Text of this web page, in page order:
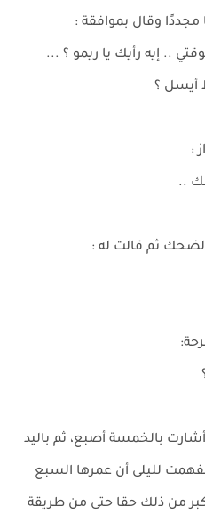
وقال بموافقة :
.. إيه رأيك يا ريمو ؟ ...
أيسل ؟
:
..
ثم قالت له :
بالخمسة أصبع، ثم باليد
لليلى أن عمرها السبع
من ذلك حقا حتى من طريقة